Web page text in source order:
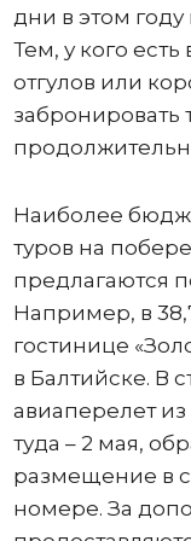
дни в этом году
Тем, у кого
отгулов или
забронировать
Наиболее
туров на
предлагаются
Например, в
гостинице
в Балтийске. В
авиаперелет
туда – 2 мая,
размещение в
номере. За